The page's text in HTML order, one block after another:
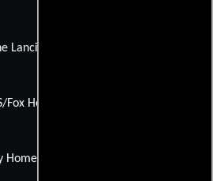
Lanciamento Film (DLF)
Fox Home Video
Home Entertainment